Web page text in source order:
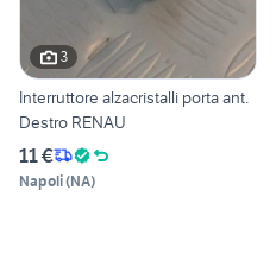
3
Interruttore alzacristalli porta ant.
Destro RENAU
11 €
Napoli(NA)